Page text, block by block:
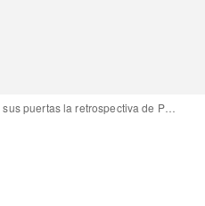
Abre sus puertas la retrospectiva de Paolo Roversi, organizada por la Fundación de Marta Ortega (Inditex)